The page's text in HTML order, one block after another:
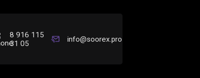
8 916 115
31 05
info@soorex.pro